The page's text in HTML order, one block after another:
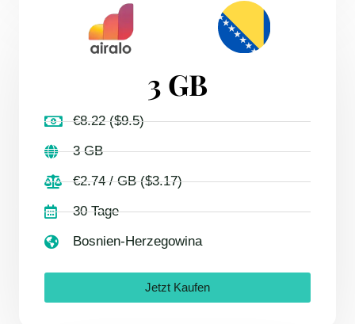
3 GB
€8.22 ($9.5)
3 GB
€2.74 / GB ($3.17)
30 Tage
Bosnien-Herzegowina
Jetzt Kaufen